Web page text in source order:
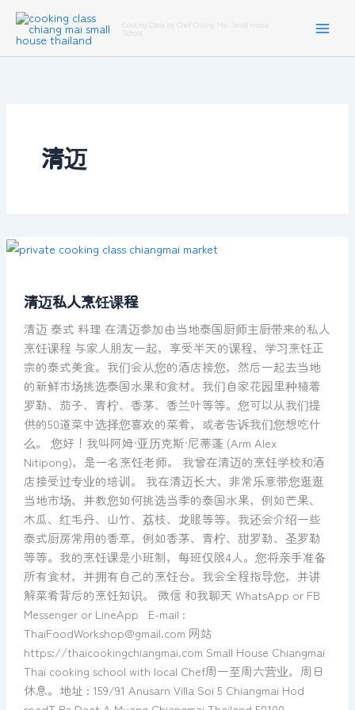
Skip
content
Cooking Class by Chef Chiang Mai Small House
School
清迈
清迈私人烹饪课程
清迈 泰式 料理 在清迈参加由当地泰国厨师主厨带来的私人
烹饪课程 与家人朋友一起，享受半天的课程，学习烹饪正
宗的泰式美食。我们会从您的酒店接您，然后一起去当地
的新鲜市场挑选泰国水果和食材。我们自家花园里种植着
罗勒、茄子、青柠、香茅、香兰叶等等。您可以从我们提
供的50道菜中选择您喜欢的菜肴，或者告诉我们您想吃什
么。 您好！我叫阿姆·亚历克斯·尼蒂蓬 (Arm Alex
Nitipong)，是一名烹饪老师。 我曾在清迈的烹饪学校和酒
店接受过专业的培训。 我在清迈长大，非常乐意带您逛逛
当地市场，并教您如何挑选当季的泰国水果，例如芒果、
木瓜、红毛丹、山竹、荔枝、龙眼等等。我还会介绍一些
泰式厨房常用的香草，例如香茅、青柠、甜罗勒、圣罗勒
等等。我的烹饪课是小班制，每班仅限4人。您将亲手准备
所有食材，并拥有自己的烹饪台。我会全程指导您，并讲
解菜肴背后的烹饪知识。 微信 和我聊天 WhatsApp or FB
Messenger or LineApp E-mail :
ThaiFoodWorkshop@gmail.com 网站
https://thaicookingchiangmai.com Small House Chiangmai
Thai cooking school with local Chef周一至周六营业，周日
休息。地址 : 159/91 Anusarn Villa Soi 5 Chiangmai Hod
清
人
烹
饪
课
程